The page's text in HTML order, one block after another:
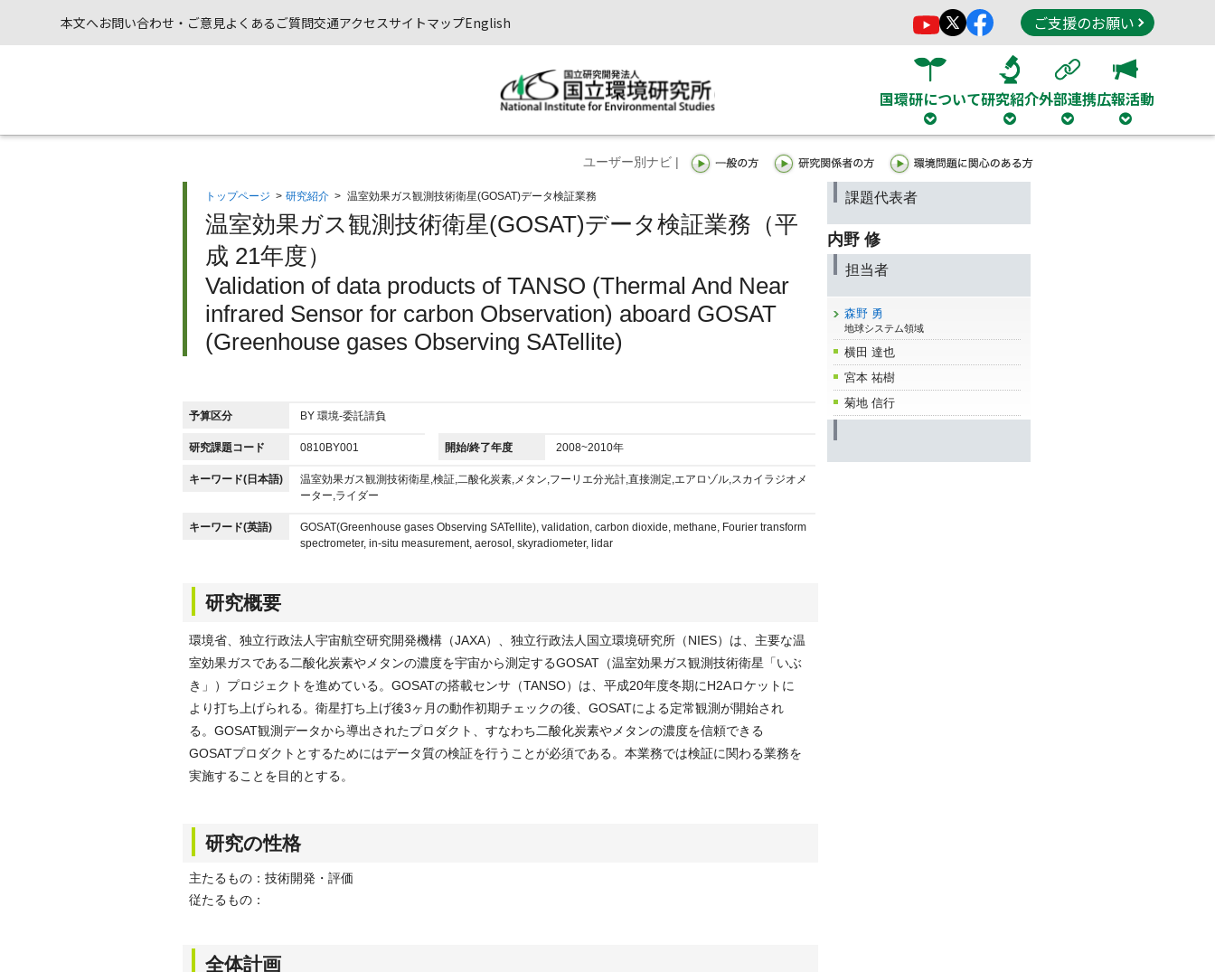
本文へお問い合わせ・ご意見よくあるご質問交通アクセスサイトマップEnglish ご支援のお願い
国環研について研究紹介外部連携広報活動
ユーザー別ナビ |
トップページ > 研究紹介 > 温室効果ガス観測技術衛星(GOSAT)データ検証業務
温室効果ガス観測技術衛星(GOSAT)データ検証業務（平
成 21年度）
Validation of data products of TANSO (Thermal And Near
infrared Sensor for carbon Observation) aboard GOSAT
(Greenhouse gases Observing SATellite)
予算区分 BY 環境-委託請負
研究課題コード 0810BY001 開始/終了年度 2008~2010年
キーワード(日本語)
温室効果ガス観測技術衛星,検証,二酸化炭素,メタン,フーリエ分光計,直接測定,エアロゾル,スカイラジオメ
ーター,ライダー
キーワード(英語)
GOSAT(Greenhouse gases Observing SATellite), validation, carbon dioxide, methane, Fourier transform
spectrometer, in-situ measurement, aerosol, skyradiometer, lidar
研究概要
環境省、独立行政法人宇宙航空研究開発機構（JAXA）、独立行政法人国立環境研究所（NIES）は、主要な温
室効果ガスである二酸化炭素やメタンの濃度を宇宙から測定するGOSAT（温室効果ガス観測技術衛星「いぶ
き」）プロジェクトを進めている。GOSATの搭載センサ（TANSO）は、平成20年度冬期にH2Aロケットに
より打ち上げられる。衛星打ち上げ後3ヶ月の動作初期チェックの後、GOSATによる定常観測が開始され
る。GOSAT観測データから導出されたプロダクト、すなわち二酸化炭素やメタンの濃度を信頼できる
GOSATプロダクトとするためにはデータ質の検証を行うことが必須である。本業務では検証に関わる業務を
実施することを目的とする。
研究の性格
主たるもの：技術開発・評価
従たるもの：
全体計画
課題代表者
内野 修
担当者
森野 勇
地球システム領域
横田 達也
宮本 祐樹
菊地 信行